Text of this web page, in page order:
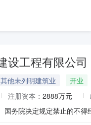
设工程有限公司
其他未列明建筑业
开业
注册资本： 2888万元